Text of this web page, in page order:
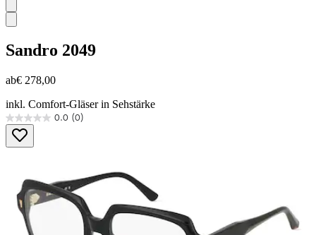
Sandro 2049
ab€ 278,00
inkl. Comfort-Gläser in Sehstärke
0.0 (0)
0.0
von
5